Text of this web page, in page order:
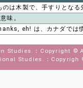
は木製で、手すりとなる
味。
eh! は、カナダでは
Studies.
Copyright ©
Studies.
Copyrigh